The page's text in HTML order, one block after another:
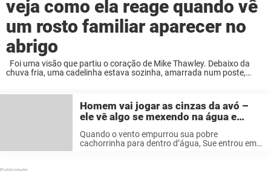
veja como ela reage quando vê
um rosto familiar aparecer no
abrigo
Foi uma visão que partiu o coração de Mike Thawley. Debaixo da
chuva fria, uma cadelinha estava sozinha, amarrada num poste,
Homem vai jogar as cinzas da avó –
ele vê algo se mexendo na água e
mergulha imediatamente
Quando o vento empurrou sua pobre
cachorrinha para dentro d’água, Sue entrou em